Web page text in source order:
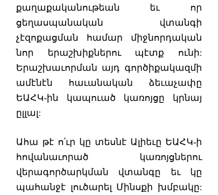
քաղաքականութեան եւ որ
ցեղասպանական վտանգի
չէզոքացման համար միջնորդական
նոր երաշխիքներու պէտք ունի:
Երաշխաւորման այդ գործիքակազմի
ամէնէն հաւանական ձեւաչափը
ԵԱՀԿ-ին կապուած կառոյցը կրնայ
ըլլալ:
Ահա թէ ո՛ւր կը տեսնէ Ալիեւը ԵԱՀԿ-ի
հովանաւորած կառոյցներու
վերագործարկման վտանգը եւ կը
պահանջէ լուծարել Մինսքի խմբակը: